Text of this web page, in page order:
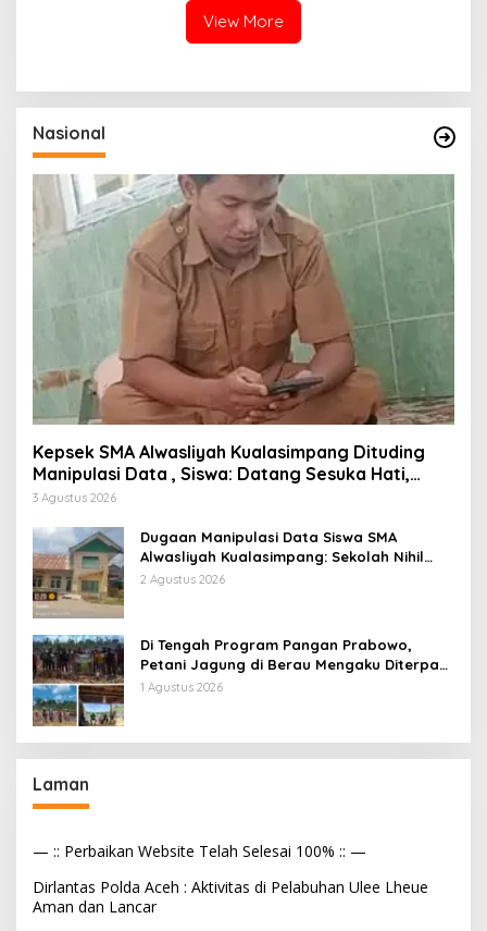
View More
Nasional
Kepsek SMA Alwasliyah Kualasimpang Dituding
Manipulasi Data , Siswa: Datang Sesuka Hati,
Dana MBG Disalurkan ke Guru & Pesantren
3 Agustus 2026
Dugaan Manipulasi Data Siswa SMA
Alwasliyah Kualasimpang: Sekolah Nihil
Murid Tapi Terima Dana BOS & Paket
2 Agustus 2026
Di Tengah Program Pangan Prabowo,
Petani Jagung di Berau Mengaku Diterpa
Tekanan Aparat
1 Agustus 2026
Laman
— :: Perbaikan Website Telah Selesai 100% :: —
Dirlantas Polda Aceh : Aktivitas di Pelabuhan Ulee Lheue
Aman dan Lancar